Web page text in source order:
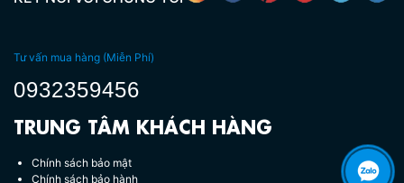
Tư vấn mua hàng (Miễn Phí)
0932359456
TRUNG TÂM KHÁCH HÀNG
Chính sách bảo mật
Chính sách bảo hành